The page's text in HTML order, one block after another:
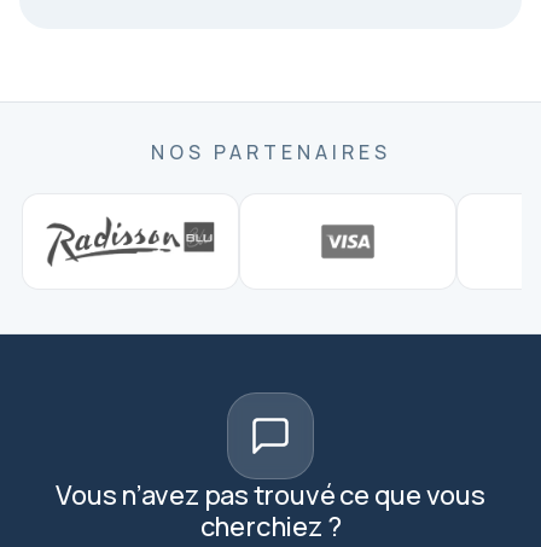
NOS PARTENAIRES
Vous n’avez pas trouvé ce que vous
cherchiez ?